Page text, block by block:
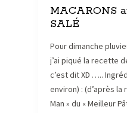
MACARONS
SALÉ
Pour dimanche
j’ai piqué la recette
c’est dit XD …..
environ) : (d’après
Man » du « Meilleur